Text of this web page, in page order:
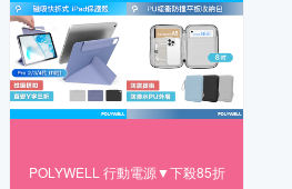
POLYWELL 行動電源▼下殺85折